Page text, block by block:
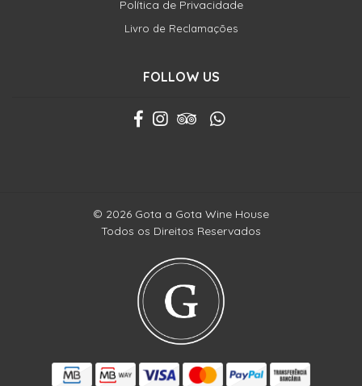
Política de Privacidade
Livro de Reclamações
FOLLOW US
© 2026 Gota a Gota Wine House
Todos os Direitos Reservados